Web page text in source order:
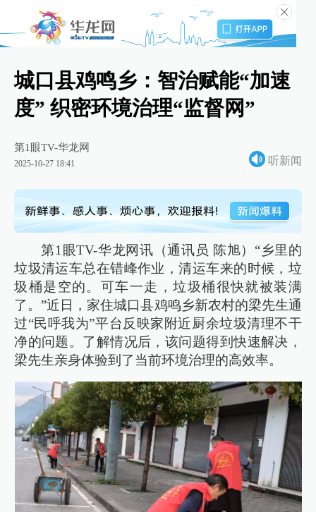
城口县鸡鸣乡：智治赋能“加速
度” 织密环境治理“监督网”
第1眼TV-华龙网
2025-10-27 18:41 听新闻
第1眼TV-华龙网讯（通讯员 陈旭）“乡里的
垃圾清运车总在错峰作业，清运车来的时候，垃
圾桶是空的。可车一走，垃圾桶很快就被装满
了。”近日，家住城口县鸡鸣乡新农村的梁先生通
过“民呼我为”平台反映家附近厨余垃圾清理不干
净的问题。了解情况后，该问题得到快速解决，
梁先生亲身体验到了当前环境治理的高效率。